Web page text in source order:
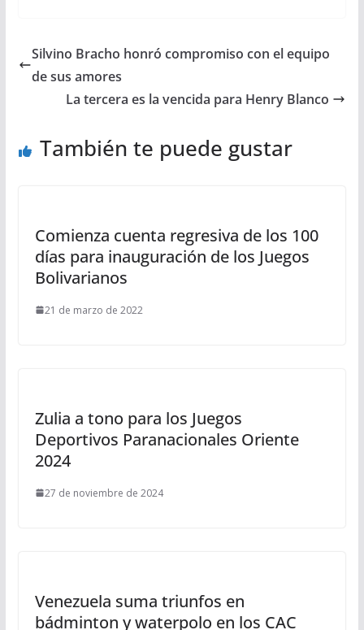
Silvino Bracho honró compromiso con el equipo
de sus amores
La tercera es la vencida para Henry Blanco
También te puede gustar
Comienza cuenta regresiva de los 100
días para inauguración de los Juegos
Bolivarianos
21 de marzo de 2022
Zulia a tono para los Juegos
Deportivos Paranacionales Oriente
2024
27 de noviembre de 2024
Venezuela suma triunfos en
bádminton y waterpolo en los CAC